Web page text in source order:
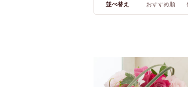
並べ替え おすすめ順